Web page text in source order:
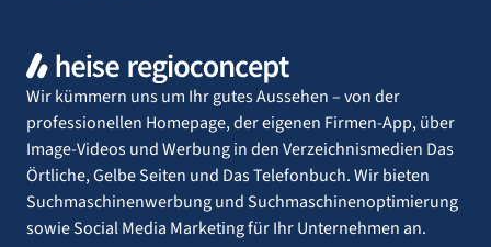
Wir kümmern uns um Ihr gutes Aussehen – von der
professionellen Homepage, der eigenen Firmen-App, über
Image-Videos und Werbung in den Verzeichnismedien Das
Örtliche, Gelbe Seiten und Das Telefonbuch. Wir bieten
Suchmaschinenwerbung und Suchmaschinenoptimierung
sowie Social Media Marketing für Ihr Unternehmen an.